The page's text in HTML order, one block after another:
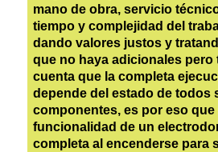
mano de obra, servicio
tiempo y complejidad del
dando valores justos y
que no haya adicionales pero
cuenta que la completa
depende del estado de todos
componentes, es por eso que
funcionalidad de un
completa al encenderse para